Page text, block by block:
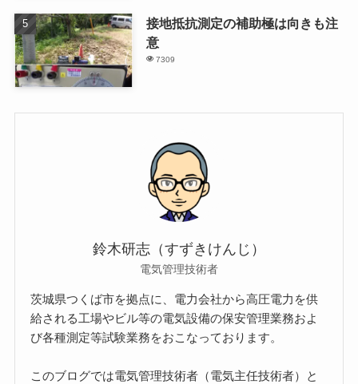
接地抵抗測定の補助極は向きも注
意
7309
鈴木研志（すずきけんじ）
電気管理技術者
茨城県つくば市を拠点に、電力会社から高圧電力を供
給される工場やビル等の電気設備の保安管理業務およ
び各種測定等試験業務をおこなっております。
このブログでは電気管理技術者（電気主任技術者）と